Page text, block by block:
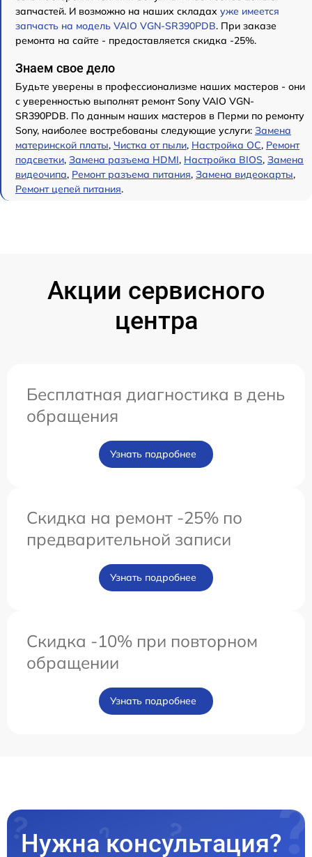
запчастей. И возможно на наших складах уже имеется
запчасть на модель VAIO VGN-SR390PDB. При заказе
ремонта на сайте - предоставляется скидка -25%.
Знаем свое дело
Будьте уверены в профессионализме наших мастеров - они
с уверенностью выполнят ремонт Sony VAIO VGN-
SR390PDB. По данным наших мастеров в Перми по ремонту
Sony, наиболее востребованы следующие услуги: Замена
материнской платы, Чистка от пыли, Настройка ОС, Ремонт
подсветки, Замена разъема HDMI, Настройка BIOS, Замена
видеочипа, Ремонт разъема питания, Замена видеокарты,
Ремонт цепей питания.
Акции сервисного
центра
Бесплатная диагностика в день
обращения
Узнать подробнее
Скидка на ремонт -25% по
предварительной записи
Узнать подробнее
Скидка -10% при повторном
обращении
Узнать подробнее
Нужна консультация?